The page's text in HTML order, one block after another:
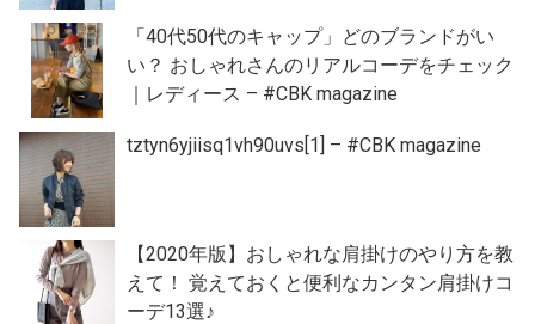
「40代50代のキャップ」どのブランドがい
い？ おしゃれさんのリアルコーデをチェック
｜レディース – #CBK magazine
tztyn6yjiisq1vh90uvs[1] – #CBK magazine
【2020年版】おしゃれな肩掛けのやり方を教
えて！ 覚えておくと便利なカンタン肩掛けコ
ーデ13選♪